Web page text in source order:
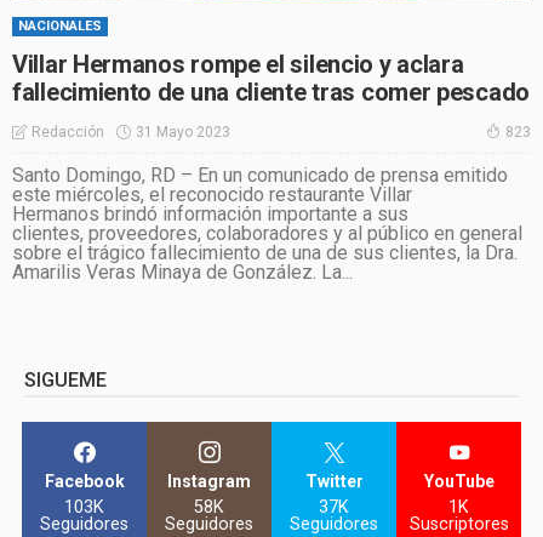
NACIONALES
Villar Hermanos rompe el silencio y aclara
fallecimiento de una cliente tras comer pescado
Redacción 31 Mayo 2023 823
Santo Domingo, RD – En un comunicado de prensa emitido
este miércoles, el reconocido restaurante Villar
Hermanos brindó información importante a sus
clientes, proveedores, colaboradores y al público en general
sobre el trágico fallecimiento de una de sus clientes, la Dra.
Amarilis Veras Minaya de González. La...
SIGUEME
Facebook
103K
Seguidores
Instagram
58K
Seguidores
Twitter
37K
Seguidores
YouTube
1K
Suscriptores